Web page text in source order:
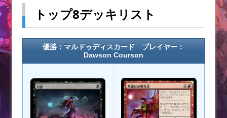
トップ8デッキリスト
優勝：マルドゥディスカード プレイヤー：
Dawson Courson